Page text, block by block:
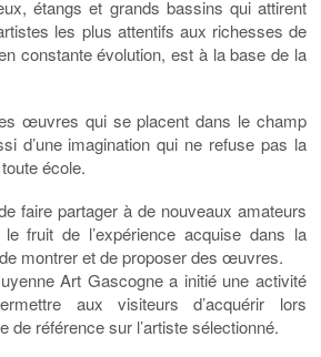
étangs et grands bassins qui attirent
les plus attentifs aux richesses de
constante évolution, est à la base de la
œuvres qui se placent dans le champ
d’une imagination qui ne refuse pas la
école.
faire partager à de nouveaux amateurs
fruit de l’expérience acquise dans la
montrer et de proposer des œuvres.
Art Gascogne a initié une activité
aux visiteurs d’acquérir lors
de référence sur l’artiste sélectionné.